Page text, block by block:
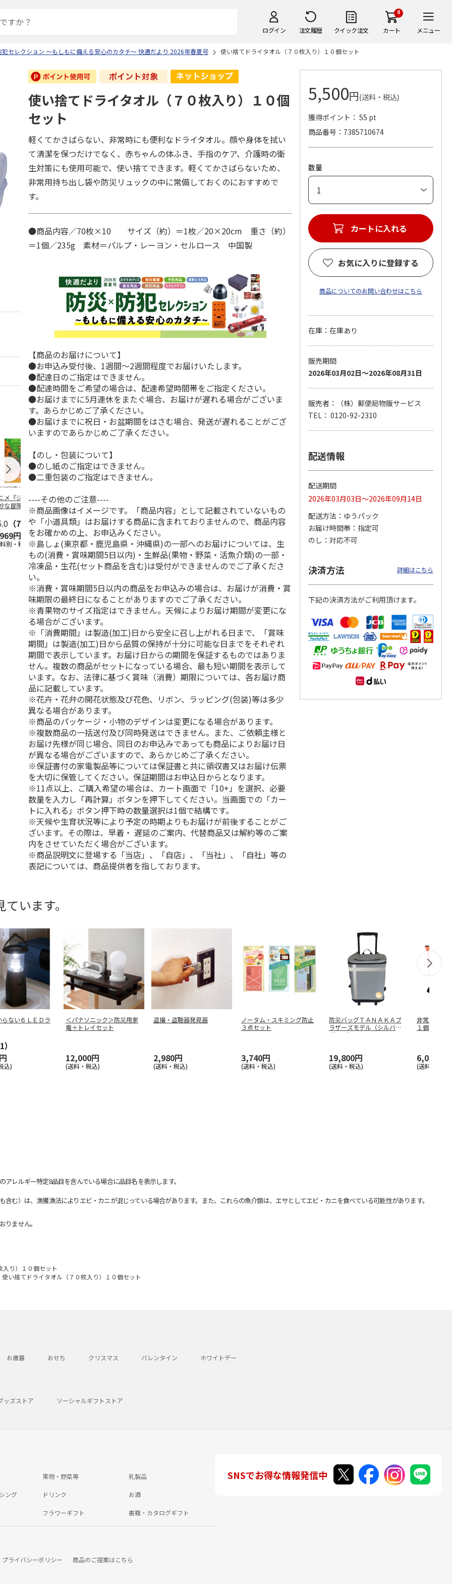
ログイン 注文履歴 クイック注文
0
カート メニュー
セレクション ～もしもに備える安心のカタチ～ 快適だより 2026年春夏号 使い捨てドライタオル（７０枚入り）１０個セット
メ『ジョジョの
な冒険 黄金の
』チョコラータと
…
（7）
円
別・税込)
水森亜土／ステッカ
ーセット
600円
(送料別・税込)
ケース
5.0（6）
1,100円
(送料別・税込)
優勝力士純金製小判
【安青錦】
(送料・税込)
ファイル３点セット
(送料別・税込)
「犬夜叉」アクリル
（殺生丸）
5.0（4）
3,300円
(送料別・税込)
大谷翔平 THE
使い捨てドライタオル（７０枚入り）１０個
セット
軽くてかさばらない、非常時にも便利なドライタオル。顔や身体を拭い
て清潔を保つだけでなく、赤ちゃんの体ふき、手指のケア、介護時の衛
生対策にも使用可能で、使い捨てできます。軽くてかさばらないため、
非常用持ち出し袋や防災リュックの中に常備しておくのにおすすめで
す。
●商品内容／70枚×10 サイズ（約）＝1枚／20×20cm 重さ（約）
＝1個／235g 素材＝パルプ・レーヨン・セルロース 中国製
【商品のお届けについて】
●お申込み受付後、1週間～2週間程度でお届けいたします。
●配達日のご指定はできません。
●配達時間をご希望の場合は、配達希望時間帯をご指定ください。
●お届けまでに5月連休をまたぐ場合、お届けが遅れる場合がございま
す。あらかじめご了承ください。
●お届けまでに祝日・お盆期間をはさむ場合、発送が遅れることがござ
いますのであらかじめご了承ください。
【のし・包装について】
●のし紙のご指定はできません。
●二重包装のご指定はできません。
----その他のご注意----
※商品画像はイメージです。「商品内容」として記載されていないもの
や「小道具類」はお届けする商品に含まれておりませんので、商品内容
をお確かめの上、お申込みください。
※島しょ(東京都・鹿児島県・沖縄県)の一部へのお届けについては、生
もの(消費・賞味期間5日以内)・生鮮品(果物・野菜・活魚介類)の一部・
冷凍品・生花(セット商品を含む)は受付ができませんのでご了承くださ
い。
※消費・賞味期間5日以内の商品をお申込みの場合は、お届けが消費・賞
味期限の最終日になることがありますのでご了承ください。
※青果物のサイズ指定はできません。天候によりお届け期間が変更にな
る場合がございます。
※「消費期間」は製造(加工)日から安全に召し上がれる日まで、「賞味
期間」は製造(加工)日から品質の保持が十分に可能な日までをそれぞれ
期間で表示しています。お届け日からの期間を保証するものではありま
せん。複数の商品がセットになっている場合、最も短い期間を表示して
います。なお、法律に基づく賞味（消費）期限については、各お届け商
品に記載しています。
※花卉・花弁の開花状態及び花色、リボン、ラッピング(包装)等は多少
異なる場合があります。
※商品のパッケージ・小物のデザインは変更になる場合があります。
※複数商品の一括送付及び同時発送はできません。また、ご依頼主様と
お届け先様が同じ場合、同日のお申込みであっても商品によりお届け日
が異なる場合がございますので、あらかじめご了承ください。
※保証書付の家電製品等については保証書と共に領収書又はお届け伝票
を大切に保管してください。保証期間はお申込日からとなります。
※11点以上、ご購入希望の場合は、カート画面で「10+」を選択、必要
数量を入力し「再計算」ボタンを押下してください。当画面での「カー
トに入れる」ボタン押下時の数量選択は1個で結構です。
※天候や生育状況等により予定の時期よりもお届けが前後することがご
ざいます。その際は、早着・ 遅延のご案内、代替商品又は解約等のご案
内をさせていただく場合がございます。
※商品説明文に登場する「当店」、「自店」、「当社」、「自社」等の
表記については、商品提供者を指しております。
5,500円(送料・税込)
獲得ポイント： 55 pt
商品番号
7385710674
数量
カートに入れる
お気に入りに登録する
商品についてのお問い合わせはこちら
在庫：在庫あり
販売期間
2026年03月02日～2026年08月31日
販売者：（株）郵便局物販サービス
TEL： 0120-92-2310
配送情報
配送期間
2026年03月03日～2026年09月14日
配送方法
ゆうパック
お届け時間帯
指定可
のし
対応不可
決済方法 詳細はこちら
下記の決済方法がご利用頂けます。
います。
らない６ＬＥＤラ
）
込)
＜パナソニック＞防災用家
電＋トレイセット
12,000円
(送料・税込)
盗撮・盗聴器発見器
2,980円
(送料・税込)
ノータム・スキミング防止
３点セット
3,740円
(送料・税込)
防災バッグＴＡＮＡＫＡブ
ラザーズモデル（シルバー
グレー）
19,800円
(送料・税込)
非常用防災
１個
6,000円
(送料・税込)
レルギー特定8品目を含んでいる場合に品目名を表示します。
む）は、漁獲漁法によりエビ・カニが混じっている場合があります。また、これらの魚介類は、エサとしてエビ・カニを食べている可能性があります。
ません。
り）１０個セット
使い捨てドライタオル（７０枚入り）１０個セット
お歳暮 おせち クリスマス バレンタイン ホワイトデー
ッズストア ソーシャルギフトストア
果物・野菜等 乳製品
ング ドリンク お酒
フラワーギフト 書籍・カタログギフト
プライバシーポリシー 商品のご提案はこちら
SNSでお得な情報発信中